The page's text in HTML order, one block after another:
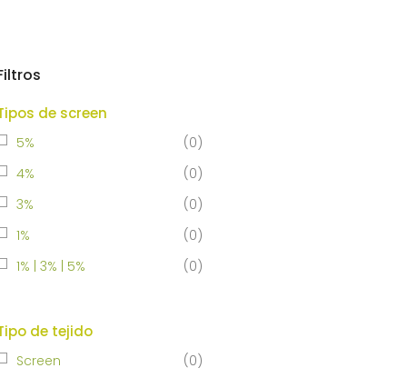
de screen
5% (0)
4%
(0)
3%
(0)
1%
(0)
1% | 3% | 5%
(0)
de tejido
Screen (0)